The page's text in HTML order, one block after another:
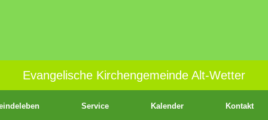
Evangelische Kirchengemeinde Alt-Wetter
Service Kalender Kontakt